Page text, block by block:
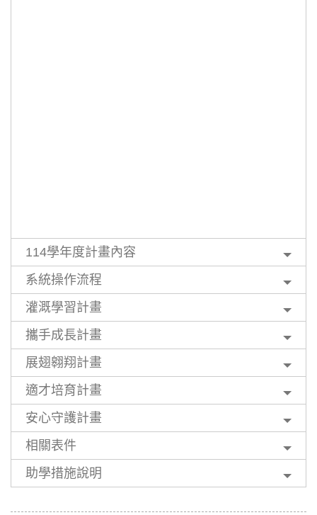
114學年度計畫內容
系統操作流程
灌溉學習計畫
攜手成長計畫
展翅翱翔計畫
適才培育計畫
安心守護計畫
相關表件
助學措施說明